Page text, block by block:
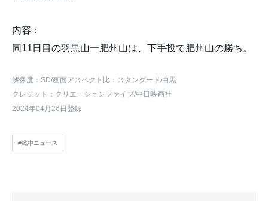
内容：
同11日目の羽黒山一肥州山は、下手投で肥州山の勝ち。
解像度：SD/画面アスペクト比：スタンダード/白黒
クレジット：クリエーションファイブ/中日映画社
2024年04月26日登録
#戦中ニュース